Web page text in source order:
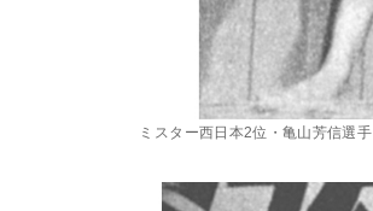
ミスター西日本2位・亀山芳信選手